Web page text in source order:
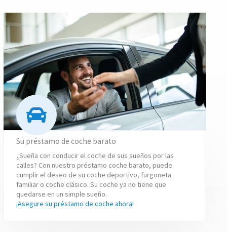
Su préstamo de coche barato
¿Sueña con conducir el coche de sus sueños por las
calles? Con nuestro préstamo coche barato, puede
cumplir el deseo de su coche deportivo, furgoneta
familiar o coche clásico. Su coche ya no tiene que
quedarse en un simple sueño.
¡Asegure su préstamo de coche ahora!